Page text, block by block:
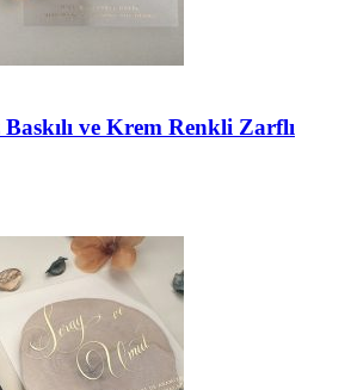
ve Krem Renkli Zarflı